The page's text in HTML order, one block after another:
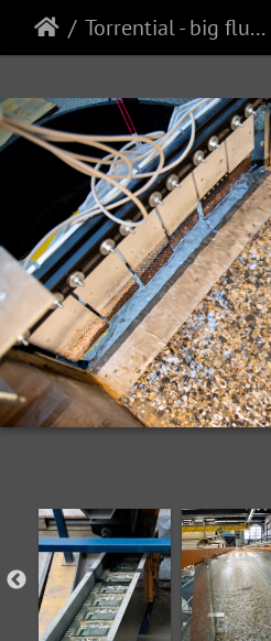
Torrential - big flume